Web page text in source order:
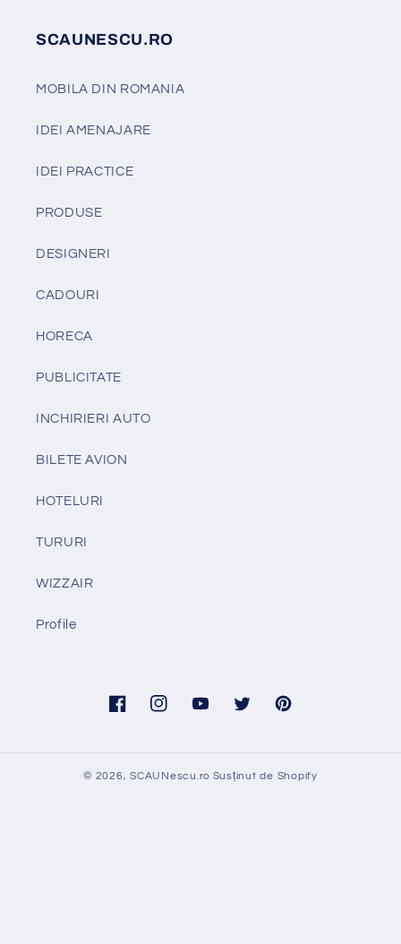
SCAUNESCU.RO
MOBILA DIN ROMANIA
IDEI AMENAJARE
IDEI PRACTICE
PRODUSE
DESIGNERI
CADOURI
HORECA
PUBLICITATE
INCHIRIERI AUTO
BILETE AVION
HOTELURI
TURURI
WIZZAIR
Profile
FacebookInstagramYouTubeTwitter Pinterest
© 2026,SCAUNescu.ro Susținut de Shopify